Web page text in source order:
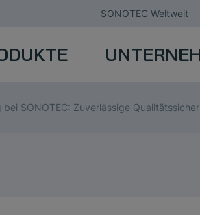
SONOTEC Weltweit
SONOTEC: Zuverlässige